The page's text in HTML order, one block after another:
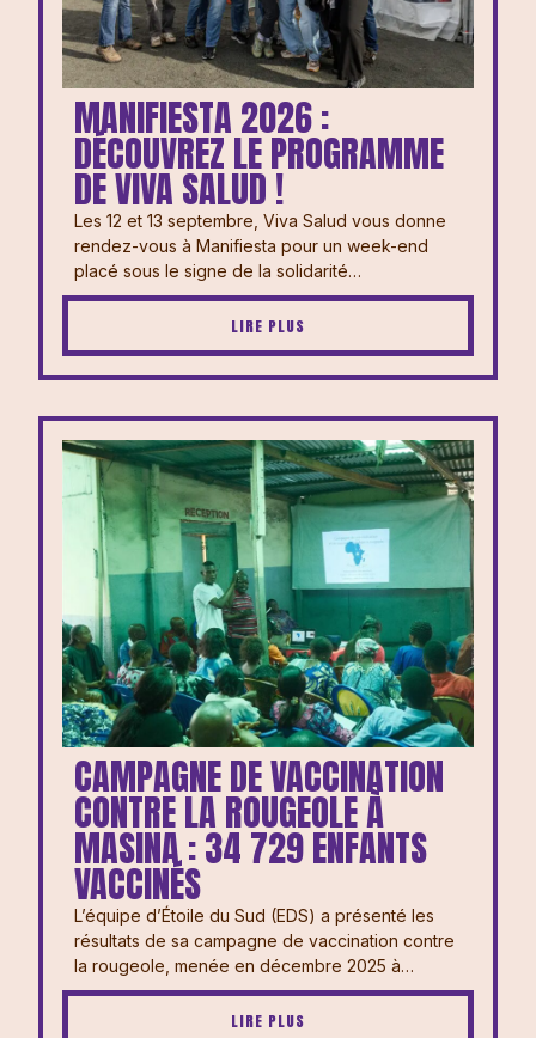
MANIFIESTA 2026 :
DÉCOUVREZ LE PROGRAMME
DE VIVA SALUD !
Les 12 et 13 septembre, Viva Salud vous donne
rendez-vous à Manifiesta pour un week-end
placé sous le signe de la solidarité…
LIRE PLUS
CAMPAGNE DE VACCINATION
CONTRE LA ROUGEOLE À
MASINA : 34 729 ENFANTS
VACCINÉS
L’équipe d’Étoile du Sud (EDS) a présenté les
résultats de sa campagne de vaccination contre
la rougeole, menée en décembre 2025 à…
LIRE PLUS